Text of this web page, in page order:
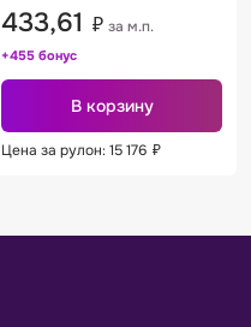
433,61 ₽ за м.п.
+455 бонус
В корзину
Цена за рулон: 15 176 ₽